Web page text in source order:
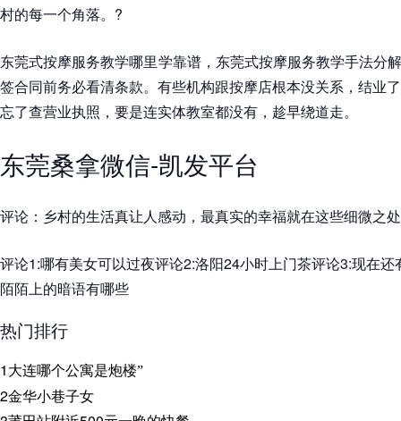
村的每一个角落。?
东莞式按摩服务教学哪里学靠谱，东莞式按摩服务教学手法分
签合同前务必看清条款。有些机构跟按摩店根本没关系，结业
忘了查营业执照，要是连实体教室都没有，趁早绕道走。
东莞桑拿微信-凯发平台
评论：乡村的生活真让人感动，最真实的幸福就在这些细微之
评论1:哪有美女可以过夜评论2:洛阳24小时上门茶评论3:现在
陌陌上的暗语有哪些
热门排行
1 大连哪个公寓是炮楼”
2金华小巷子女